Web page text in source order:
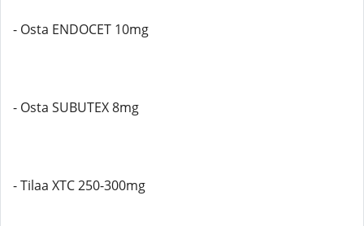
- Osta ENDOCET 10mg
- Osta SUBUTEX 8mg
- Tilaa XTC 250-300mg